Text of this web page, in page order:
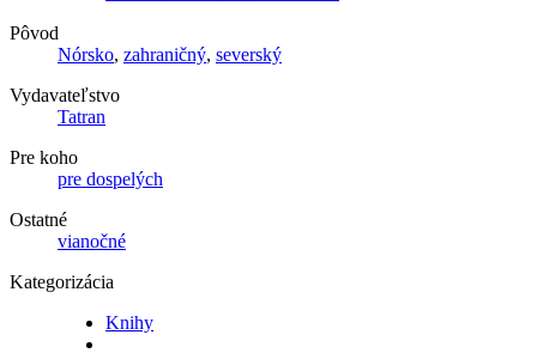
Pôvod
Nórsko, zahraničný, severský
Vydavateľstvo
Tatran
Pre koho
pre dospelých
Ostatné
vianočné
Kategorizácia
Knihy